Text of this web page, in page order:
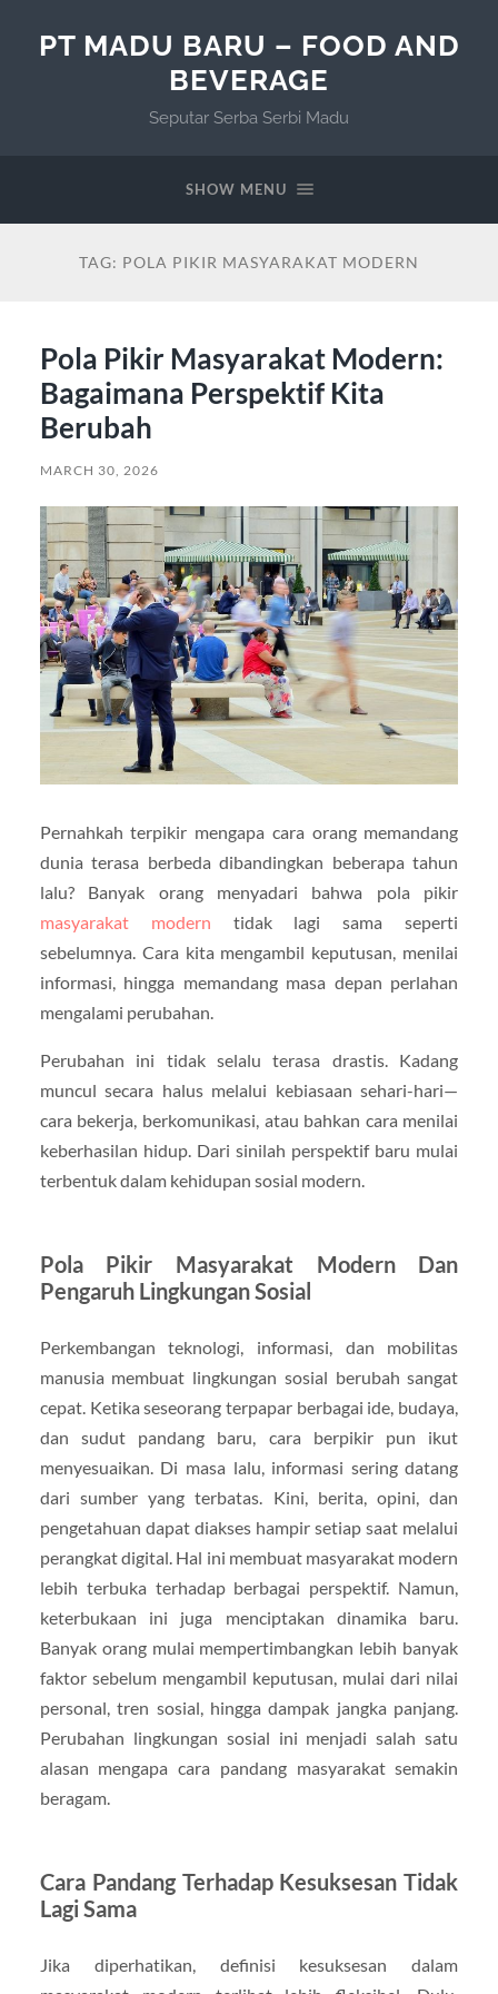
PT MADU BARU – FOOD AND
BEVERAGE
Seputar Serba Serbi Madu
SHOW MENU
TAG: POLA PIKIR MASYARAKAT MODERN
Pola Pikir Masyarakat Modern:
Bagaimana Perspektif Kita
Berubah
MARCH 30, 2026
Pernahkah terpikir mengapa cara orang memandang
dunia terasa berbeda dibandingkan beberapa tahun
lalu? Banyak orang menyadari bahwa pola pikir
masyarakat modern tidak lagi sama seperti
sebelumnya. Cara kita mengambil keputusan, menilai
informasi, hingga memandang masa depan perlahan
mengalami perubahan.
Perubahan ini tidak selalu terasa drastis. Kadang
muncul secara halus melalui kebiasaan sehari-hari—
cara bekerja, berkomunikasi, atau bahkan cara menilai
keberhasilan hidup. Dari sinilah perspektif baru mulai
terbentuk dalam kehidupan sosial modern.
Pola Pikir Masyarakat Modern Dan
Pengaruh Lingkungan Sosial
Perkembangan teknologi, informasi, dan mobilitas
manusia membuat lingkungan sosial berubah sangat
cepat. Ketika seseorang terpapar berbagai ide, budaya,
dan sudut pandang baru, cara berpikir pun ikut
menyesuaikan. Di masa lalu, informasi sering datang
dari sumber yang terbatas. Kini, berita, opini, dan
pengetahuan dapat diakses hampir setiap saat melalui
perangkat digital. Hal ini membuat masyarakat modern
lebih terbuka terhadap berbagai perspektif. Namun,
keterbukaan ini juga menciptakan dinamika baru.
Banyak orang mulai mempertimbangkan lebih banyak
faktor sebelum mengambil keputusan, mulai dari nilai
personal, tren sosial, hingga dampak jangka panjang.
Perubahan lingkungan sosial ini menjadi salah satu
alasan mengapa cara pandang masyarakat semakin
beragam.
Cara Pandang Terhadap Kesuksesan Tidak
Lagi Sama
Jika diperhatikan, definisi kesuksesan dalam